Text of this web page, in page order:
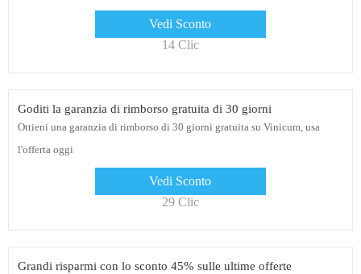
Vedi Sconto
14 Clic
Goditi la garanzia di rimborso gratuita di 30 giorni
Ottieni una garanzia di rimborso di 30 giorni gratuita su Vinicum, usa
l'offerta oggi
Vedi Sconto
29 Clic
Grandi risparmi con lo sconto 45% sulle ultime offerte